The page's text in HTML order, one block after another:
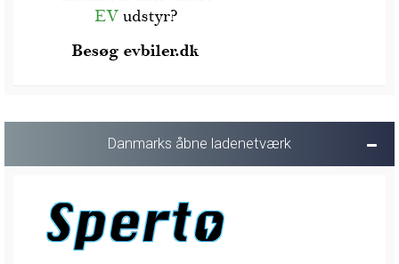
Danmarks åbne ladenetværk